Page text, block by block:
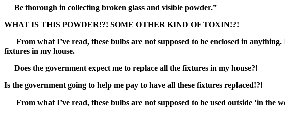
Be thorough in collecting broken glass and visible powder.”
WHAT IS THIS POWDER!?! SOME OTHER KIND OF TOXIN!?!
From what I’ve read, these bulbs are not supposed to be enclosed in
fixtures in my house.
Does the government expect me to replace all the fixtures in my house?!
Is the government going to help me pay to have all these fixtures replaced!?!
From what I’ve read, these bulbs are not supposed to be used outside ‘in